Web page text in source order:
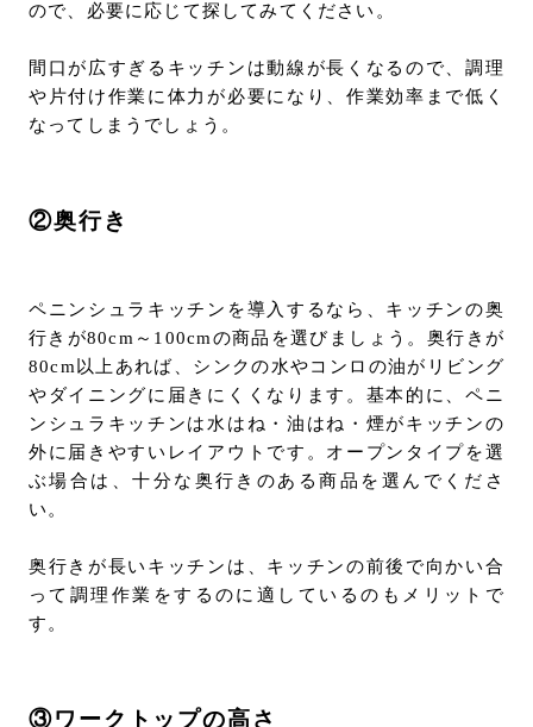
ので、必要に応じて探してみてください。
間口が広すぎるキッチンは動線が長くなるので、調理
や片付け作業に体力が必要になり、作業効率まで低く
なってしまうでしょう。
②奥行き
ペニンシュラキッチンを導入するなら、キッチンの奥
行きが80cm～100cmの商品を選びましょう。奥行きが
80cm以上あれば、シンクの水やコンロの油がリビング
やダイニングに届きにくくなります。基本的に、ペニ
ンシュラキッチンは水はね・油はね・煙がキッチンの
外に届きやすいレイアウトです。オープンタイプを選
ぶ場合は、十分な奥行きのある商品を選んでくださ
い。
奥行きが長いキッチンは、キッチンの前後で向かい合
って調理作業をするのに適しているのもメリットで
す。
③ワークトップの高さ